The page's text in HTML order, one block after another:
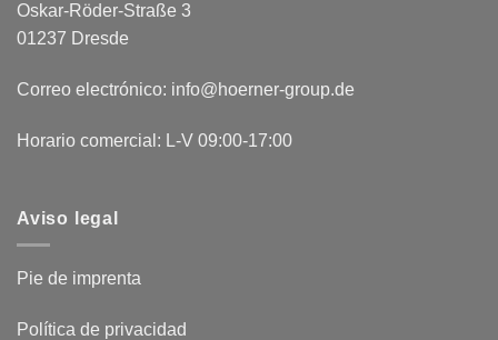
Oskar-Röder-Straße 3
01237 Dresde
Correo electrónico: info@hoerner-group.de
Horario comercial: L-V 09:00-17:00
Aviso legal
Pie de imprenta
Política de privacidad